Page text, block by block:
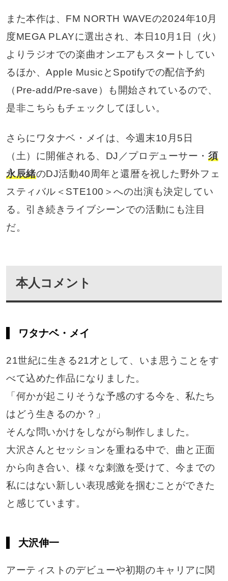
また本作は、FM NORTH WAVEの2024年10月
度MEGA PLAYに選出され、本日10月1日（火）
よりラジオでの楽曲オンエアもスタートしてい
るほか、Apple MusicとSpotifyでの配信予約
（Pre-add/Pre-save）も開始されているので、
是非こちらもチェックしてほしい。
さらにワタナベ・メイは、今週末10月5日
（土）に開催される、DJ／プロデューサー・ 須
永辰緒のDJ活動40周年と還暦を祝した野外フェ
スティバル＜STE100＞への出演も決定してい
る。引き続きライブシーンでの活動にも注目
だ。
本人コメント
ワタナベ・メイ
21世紀に生きる21才として、いま思うことをす
べて込めた作品になりました。
「何かが起こりそうな予感のする今を、私たち
はどう生きるのか？」
そんな問いかけをしながら制作しました。
大沢さんとセッションを重ねる中で、曲と正面
から向き合い、様々な刺激を受けて、今までの
私にはない新しい表現感覚を掴むことができた
と感じています。
大沢伸一
アーティストのデビューや初期のキャリアに関